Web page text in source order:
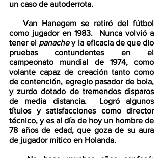
un caso de autoderrota.
Van Hanegem se retiró del fútbol
como jugador en 1983.  Nunca volvió a
tener el panache y la eficacia de que dio
pruebas contundentes en el
campeonato mundial de 1974, como
volante capaz de creación tanto como
de contención, egregio pasador de bola,
y zurdo dotado de tremendos disparos
de media distancia.  Logró algunos
títulos y satisfacciones como director
técnico, y es al día de hoy un hombre de
78 años de edad, que goza de su aura
de jugador mítico en Holanda.